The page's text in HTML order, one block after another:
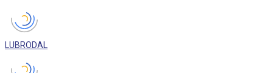
LUBRODAL